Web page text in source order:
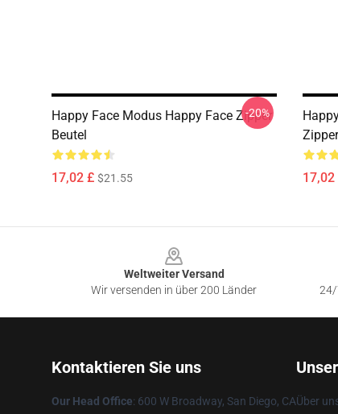
Happy Face Modus Happy Face Zipper
Beutel
17,02 £ $21.55
-20%
17,02
Weltweiter Versand
Wir versenden in über 200 Länder
24/
Kontaktieren Sie uns
Our Head Office: 600 W Broadway, San Diego, CAÜber